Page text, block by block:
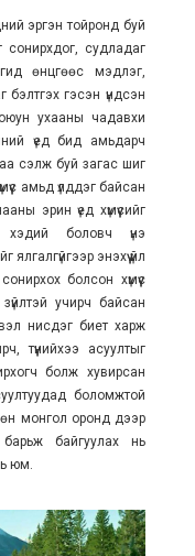
эргэн тойронд буй
сонирхдог, судладаг
өнцгөөс мэдлэг,
бэлтгэх гэсэн үндсэн
ухааны чадавхи
үед бид амьдарч
сэлж буй загас шиг
амьд үлддэг байсан
эрин үед хүмүүсийг
хэдий боловч үнэ
энэхүү үйл
болсон хүмүүс
учирч байсан
нисдэг биет харж
түүнийхээ асуултыг
болж хувирсан
боломжтой
монгол оронд дээр
байгуулах нь
юм.